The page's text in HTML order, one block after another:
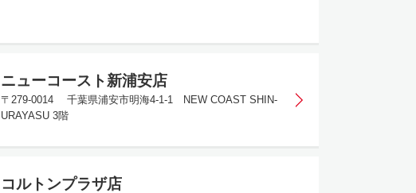
ニューコースト新浦安店
〒279-0014 千葉県浦安市明海4-1-1 NEW COAST SHIN-
URAYASU 3階
コルトンプラザ店